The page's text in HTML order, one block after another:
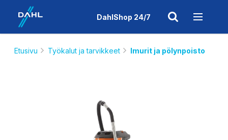
DahlShop 24/7
Etusivu Työkalut ja tarvikkeet Imurit ja pölynpoisto